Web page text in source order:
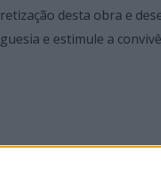
desta obra e
e estimule a